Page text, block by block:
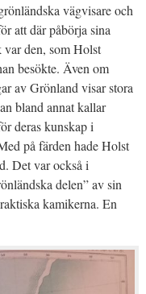
vägvisare och
att där påbörja sina
var den, som Holst
besökte. Även om
av Grönland visar stora
bland annat kallar
deras kunskap i
på färden hade Holst
Det var också i
delen” av sin
kamikerna. En